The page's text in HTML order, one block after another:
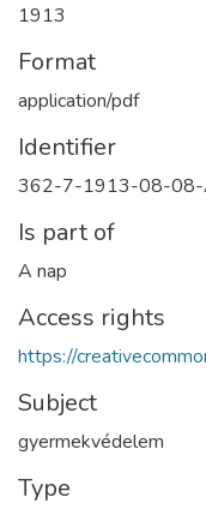
1913
Format
application/pdf
Identifier
362-7-1913-08-08-
Is part of
A nap
Access rights
https://
Subject
gyermekvédelem
Type